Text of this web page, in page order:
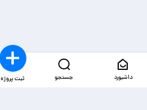
داشبورد جستجو ثبت پروژه